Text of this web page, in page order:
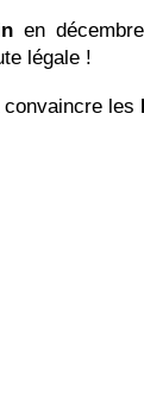
en
légale !
convaincre les